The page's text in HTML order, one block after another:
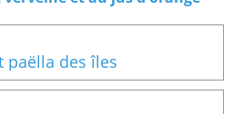
paëlla des îles